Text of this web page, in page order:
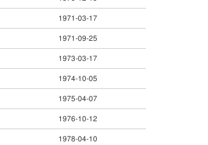
1971-03-17
1971-09-25
1973-03-17
1974-10-05
1975-04-07
1976-10-12
1978-04-10